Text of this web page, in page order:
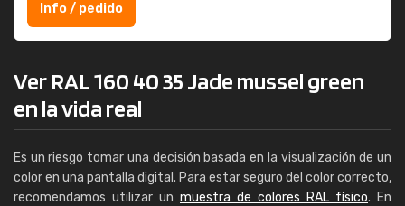
Info / pedido
Ver RAL 160 40 35 Jade mussel green
en la vida real
Es un riesgo tomar una decisión basada en la visualización de un
color en una pantalla digital. Para estar seguro del color correcto,
recomendamos utilizar un muestra de colores RAL físico. En